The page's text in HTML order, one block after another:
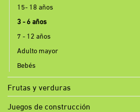
15- 18 años
3 - 6 años
7 - 12 años
Adulto mayor
Bebés
Frutas y verduras
Juegos de construcción